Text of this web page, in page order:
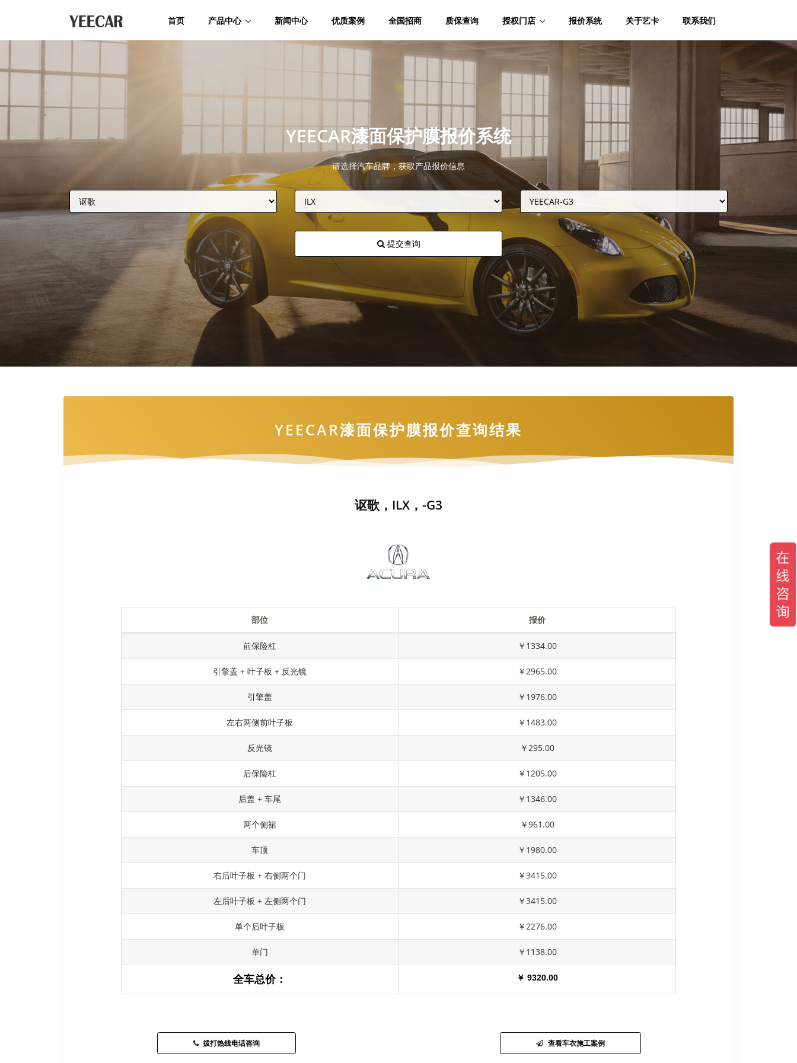
首页 产品中心 新闻中心 优质案例 全国招商 质保查询 授权门店 报价系统 关于艺卡 联系我们
YEECAR漆面保护膜报价系统
请选择汽车品牌，获取产品报价信息
提交查询
YEECAR漆面保护膜报价查询结果
讴歌，ILX，-G3
部位 报价
前保险杠 ￥1334.00
引擎盖 + 叶子板 + 反光镜 ￥2965.00
引擎盖 ￥1976.00
左右两侧前叶子板 ￥1483.00
反光镜 ￥295.00
后保险杠 ￥1205.00
后盖 + 车尾 ￥1346.00
两个侧裙 ￥961.00
车顶 ￥1980.00
右后叶子板 + 右侧两个门 ￥3415.00
左后叶子板 + 左侧两个门 ￥3415.00
单个后叶子板 ￥2276.00
单门 ￥1138.00
全车总价： ￥ 9320.00
拨打热线电话咨询 查看车衣施工案例